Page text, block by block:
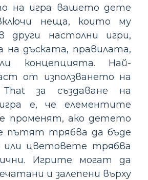
на игра вашето дете
неща, които му
други настолни игри,
на дъската, правилата,
концепцията. Най-
от използването на
That за създаване на
е, че елементите
променят, ако детето
пътят трябва да бъде
или цветовете трябва
Игрите могат да
и залепени върху